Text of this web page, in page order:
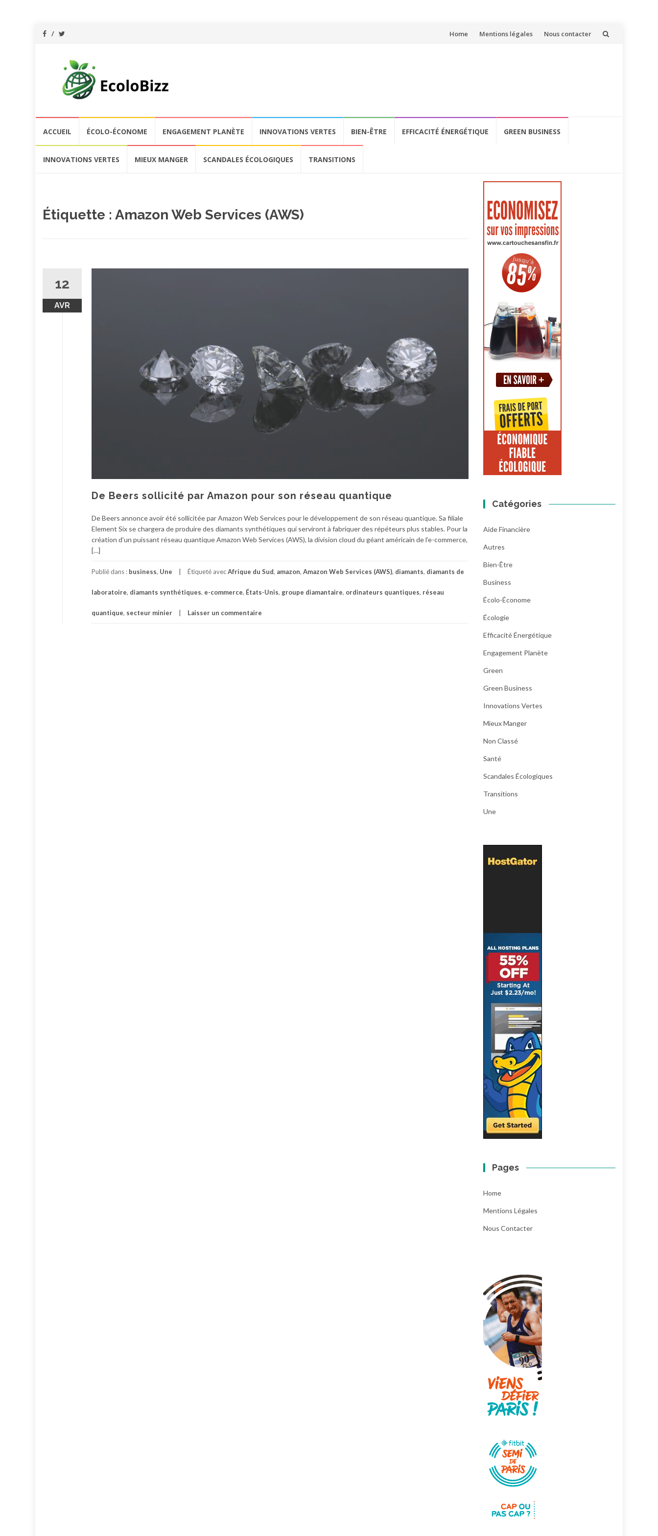
Aller
Home Mentions légales Nous contacter
contenu
ACCUEIL ÉCOLO-ÉCONOME ENGAGEMENT PLANÈTE INNOVATIONS VERTES BIEN-ÊTRE EFFICACITÉ ÉNERGÉTIQUE GREEN BUSINESS
INNOVATIONS VERTES MIEUX MANGER SCANDALES ÉCOLOGIQUES TRANSITIONS
Étiquette : Amazon Web Services (AWS)
12
AVR
De Beers sollicité par Amazon pour son réseau quantique
De Beers annonce avoir été sollicitée par Amazon Web Services pour le développement de son réseau quantique. Sa filiale
Element Six se chargera de produire des diamants synthétiques qui serviront à fabriquer des répéteurs plus stables. Pour la
création d’un puissant réseau quantique Amazon Web Services (AWS), la division cloud du géant américain de l’e-commerce,
[…]
Publié dans : business, Une Étiqueté avecAfrique du Sud, amazon, Amazon Web Services (AWS), diamants, diamants de
laboratoire, diamants synthétiques, e-commerce, États-Unis, groupe diamantaire, ordinateurs quantiques, réseau
quantique, secteur minier Laisser un commentaire
Catégories
Aide Financière
Autres
Bien-Être
Business
Écolo-Économe
Écologie
Efficacité Énergétique
Engagement Planète
Green
Green Business
Innovations Vertes
Mieux Manger
Non Classé
Santé
Scandales Écologiques
Transitions
Une
Pages
Home
Mentions Légales
Nous Contacter